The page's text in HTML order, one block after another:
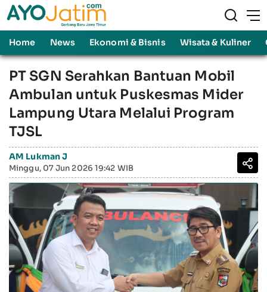
Home News Ekonomi & Bisnis Wisata & Kuliner
PT SGN Serahkan Bantuan Mobil
Ambulan untuk Puskesmas Mider
Lampung Utara Melalui Program
TJSL
AM Lukman J
Minggu, 07 Jun 2026 19:42 WIB